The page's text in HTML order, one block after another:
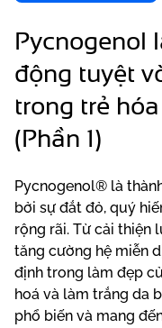
Pycnogenol
động tuyệt
trong trẻ
(Phần 1)
Pycnogenol® là
bởi sự đắt đỏ, quý
rộng rãi. Từ cải thiện
tăng cường hệ miễn
định trong làm đẹp
hoá và làm trắng da
phổ biến và mang